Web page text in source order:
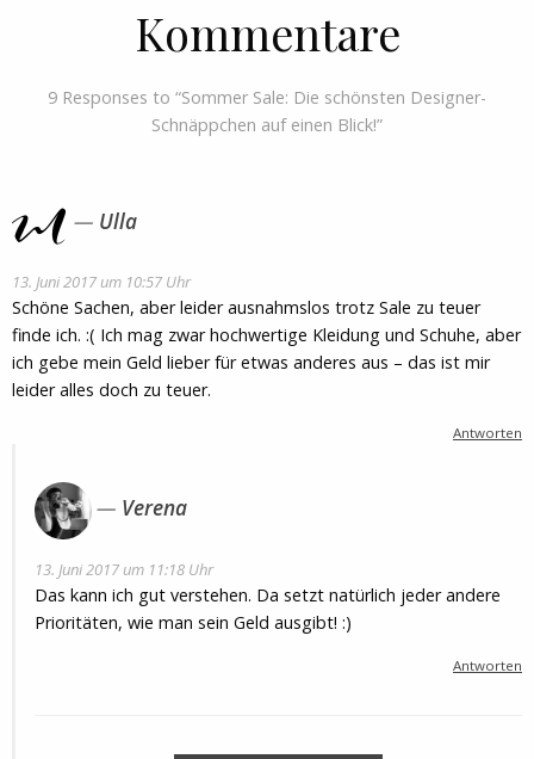
Kommentare
9 Responses to “Sommer Sale: Die schönsten Designer-
Schnäppchen auf einen Blick!”
Ulla
13. Juni 2017 um 10:57 Uhr
Schöne Sachen, aber leider ausnahmslos trotz Sale zu teuer
finde ich. :( Ich mag zwar hochwertige Kleidung und Schuhe, aber
ich gebe mein Geld lieber für etwas anderes aus – das ist mir
leider alles doch zu teuer.
Antworten
Verena
13. Juni 2017 um 11:18 Uhr
Das kann ich gut verstehen. Da setzt natürlich jeder andere
Prioritäten, wie man sein Geld ausgibt! :)
Antworten